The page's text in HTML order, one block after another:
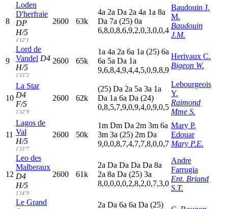
8
Loden
D'herfraie
DP
H/5
1'12"1
2600 63k
4a 2a Da 2a 4a 1a 8a
Da 7a (25) 0a
6,8,0,8,6,9,2,0,3,0,0,4
Baudouin J.
M.
Baudouin
J.M.
9
Lord de
Vandel D4
H/5
1'13"2
2600 65k
1a 4a 2a 6a 1a (25) 6a
6a 5a Da 1a
9,6,8,4,9,4,4,5,0,9,8,9
Herivaux C.
Bigeon W.
10
La Star
D4
F/5
1'12"9
2600 62k
(25) Da 2a 5a 3a 1a
Da 1a 6a Da (24)
0,8,5,7,9,0,9,4,0,9,0,5
Lebourgeois
Y.
Raimond
Mme S.
11
Lagos de
Val
H/5
1'13"7
2600 50k
1m Dm Da 2m 3m 6a
3m 3a (25) 2m Da
9,0,0,8,7,4,7,7,8,0,0,7
Mary P.
Edouar
Mary P.E.
12
Leo des
Malberaux
D4
H/5
1'14"0
2600 61k
2a Da Da Da Da 8a
2a 8a Da (25) 3a
8,0,0,0,0,2,8,2,0,7,3,0
Andre
Farrugia
Ent. Briand
S.T.
Le Grand
2a Da 6a 6a Da (25)